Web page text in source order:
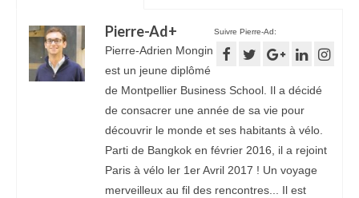
Suivre Pierre-Ad:
Pierre-Ad+
Pierre-Adrien Mongin
est un jeune diplômé
de Montpellier Business School. Il a décidé
de consacrer une année de sa vie pour
découvrir le monde et ses habitants à vélo.
Parti de Bangkok en février 2016, il a rejoint
Paris à vélo ler 1er Avril 2017 ! Un voyage
merveilleux au fil des rencontres... Il est